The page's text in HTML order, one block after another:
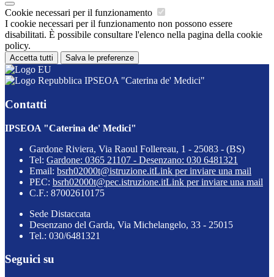
Cookie necessari per il funzionamento
I cookie necessari per il funzionamento non possono essere
disabilitati. È possibile consultare l'elenco nella pagina della cookie
policy.
Accetta tutti Salva le preferenze
IPSEOA "Caterina de' Medici"
Contatti
IPSEOA "Caterina de' Medici"
Gardone Riviera, Via Raoul Follereau, 1 - 25083 - (BS)
Tel: Gardone: 0365 21107 - Desenzano: 030 6481321
Email: bsrh02000t@istruzione.itLink per inviare una mail
PEC: bsrh02000t@pec.istruzione.itLink per inviare una mail
C.F.: 87002610175
Sede Distaccata
Desenzano del Garda, Via Michelangelo, 33 - 25015
Tel.: 030/6481321
Seguici su